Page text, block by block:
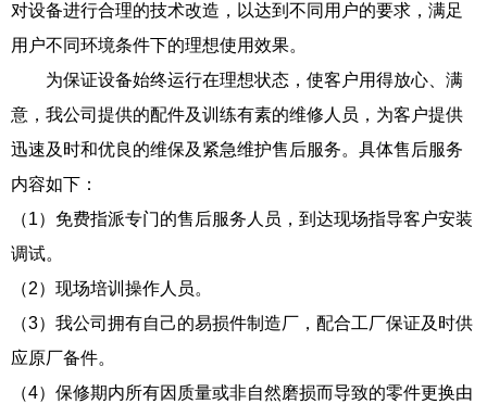
对设备进行合理的技术改造，以达到不同用户的要求，满足
用户不同环境条件下的理想使用效果。
为保证设备始终运行在理想状态，使客户用得放心、满
意，我公司提供的配件及训练有素的维修人员，为客户提供
迅速及时和优良的维保及紧急维护售后服务。具体售后服务
内容如下：
（1）免费指派专门的售后服务人员，到达现场指导客户安装
调试。
（2）现场培训操作人员。
（3）我公司拥有自己的易损件制造厂，配合工厂保证及时供
应原厂备件。
（4）保修期内所有因质量或非自然磨损而导致的零件更换由